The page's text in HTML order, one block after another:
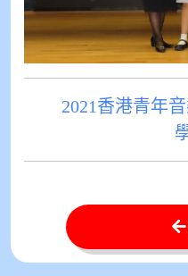
2021香港青年